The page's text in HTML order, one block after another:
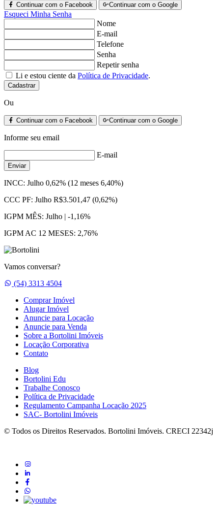
Continuar com o Facebook Continuar com o Google
Esqueci Minha Senha
Nome
E-mail
Telefone
Senha
Repetir senha
Li e estou ciente da Política de Privacidade.
Cadastrar
Ou
Continuar com o Facebook Continuar com o Google
Informe seu email
E-mail
Enviar
INCC: Julho 0,62% (12 meses 6,40%)
CCC PF: Julho R$3.501,47 (0,62%)
IGPM MÊS: Julho | -1,16%
IGPM AC 12 MESES: 2,76%
Vamos conversar?
Whatsapp
(54) 3313 4504
Comprar Imóvel
Alugar Imóvel
Anuncie para Locação
Anuncie para Venda
Sobre a Bortolini Imóveis
Locação Corporativa
Contato
Blog
Bortolini Edu
Trabalhe Conosco
Política de Privacidade
Regulamento Campanha Locação 2025
SAC- Bortolini Imóveis
© Todos os Direitos Reservados. Bortolini Imóveis. CRECI 22342j
instagram
linkedin
Facebook
whatsapp